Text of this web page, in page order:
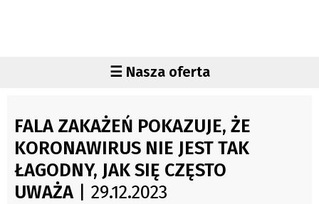
Czechy
Polska
Świat
Kongres Polaków
☰ Nasza oferta
Świat
Kongres Polaków
PZKO
FALA ZAKAŻEŃ POKAZUJE, ŻE
KORONAWIRUS NIE JEST TAK
ŁAGODNY, JAK SIĘ CZĘSTO
UWAŻA | 29.12.2023